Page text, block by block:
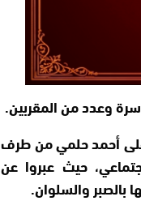
وعدد من المقربين.
على أحمد حلمي من طرف
حيث عبروا عن
بالصبر والسلوان.